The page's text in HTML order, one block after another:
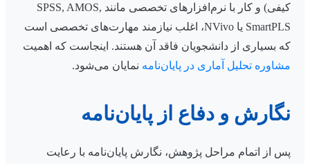
کیفی) و کار با نرم‌افزارهای تخصصی مانند SPSS, AMOS,
SmartPLS یا NVivo، اغلب نیازمند مهارت‌های تخصصی است
که بسیاری از دانشجویان فاقد آن هستند. اینجاست که اهمیت
مشاوره تحلیل آماری در پایان‌نامه نمایان می‌شود.
نگارش و دفاع از پایان‌نامه
پس از اتمام مراحل پژوهش، نگارش پایان‌نامه با رعایت